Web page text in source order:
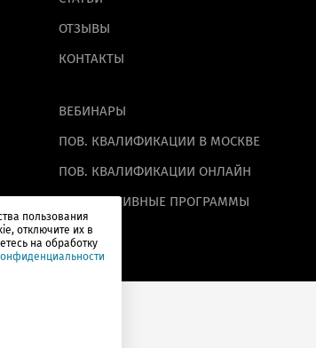
пользования
отключите их в
на обработку
ОТЗЫВЫ
КОНТАКТЫ
ВЕБИНАРЫ
ПОВ. КВАЛИФИКАЦИИ В МОСКВЕ
ПОВ. КВАЛИФИКАЦИИ ОНЛАЙН
КОРПОРАТИВНЫЕ ПРОГРАММЫ